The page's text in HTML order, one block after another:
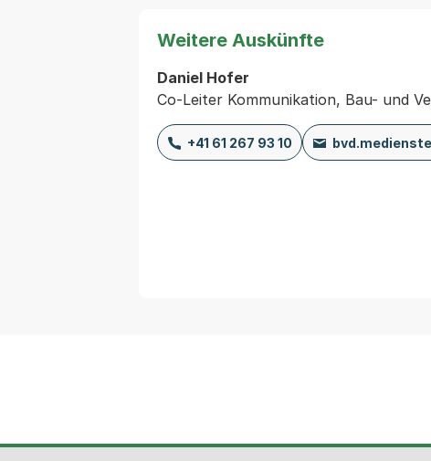
Weitere Auskünfte
Daniel Hofer
Co-Leiter Kommunikation, Bau- und
+41 61 267 93 10